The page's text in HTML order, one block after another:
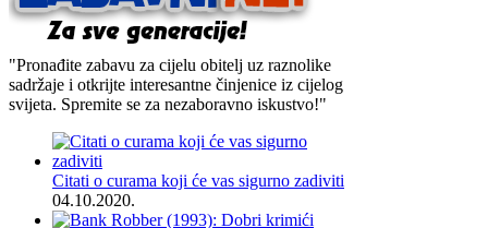
"Pronađite zabavu za cijelu obitelj uz raznolike
sadržaje i otkrijte interesantne činjenice iz cijelog
svijeta. Spremite se za nezaboravno iskustvo!"
Citati o curama koji će vas sigurno zadiviti
04.10.2020.